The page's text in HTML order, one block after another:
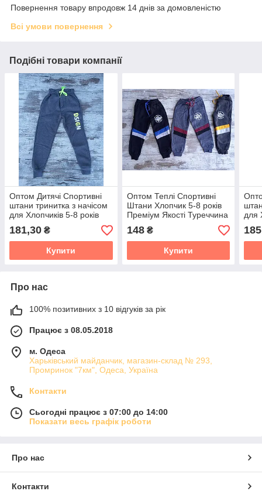
Повернення товару впродовж 14 днів за домовленістю
Всі умови повернення
Подібні товари компанії
Оптом Дитячі Спортивні
штани тринитка з начісом
для Хлопчиків 5-8 років
181,30 ₴
Купити
Оптом Теплі Спортивні
Штани Хлопчик 5-8 років
Преміум Якості Туреччина
148₴
Купити
для
185
Про нас
100% позитивних з 10 відгуків за рік
Працює з 08.05.2018
м. Одеса
Харьківський майданчик, магазин-склад № 293,
Промринок "7км", Одеса, Україна
Контакти
Сьогодні працює з 07:00 до 14:00
Показати весь графік роботи
Про нас
Контакти